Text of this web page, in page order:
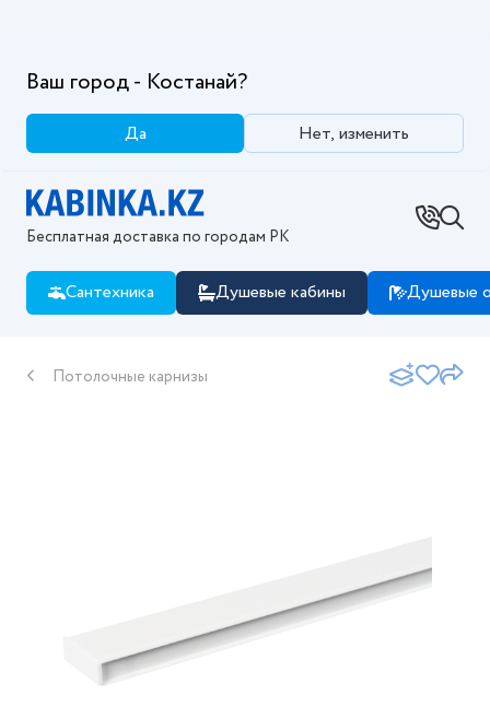
Ваш город - Костанай?
Да Нет, изменить
Бесплатная доставка по городам РК
Сантехника Душевые кабины Душевые
Потолочные карнизы